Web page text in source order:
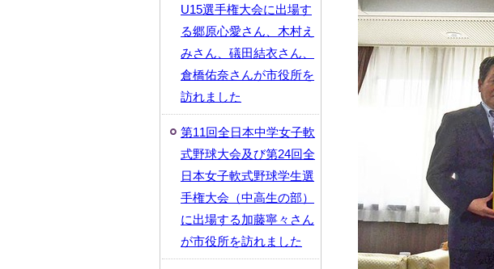
U15選手権大会に出場す
る郷原心愛さん、木村え
みさん、礒田結衣さん、
倉橋佑奈さんが市役所を
訪れました
第11回全日本中学女子軟
式野球大会及び第24回全
日本女子軟式野球学生選
手権大会（中高生の部）
に出場する加藤寧々さん
が市役所を訪れました